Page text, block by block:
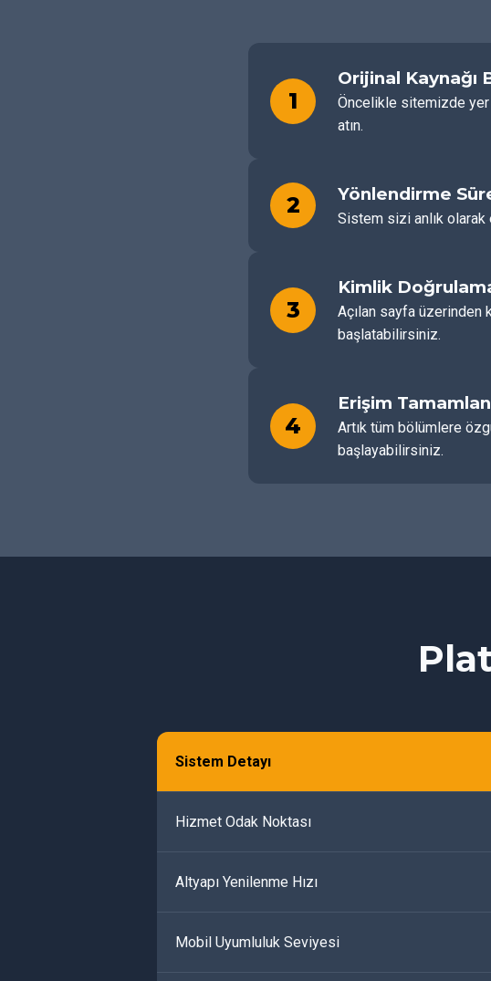
1
Orijinal Kaynağı
Öncelikle sitemizde yer
atın.
2 Yönlendirme
Sistem sizi anlık olarak
3
Kimlik
Açılan sayfa
başlatabilirsiniz.
4
Erişim
Artık tüm bölümlere
başlayabilirsiniz.
Sistem Detayı
Hizmet Odak Noktası
Altyapı Yenilenme Hızı
Mobil Uyumluluk Seviyesi